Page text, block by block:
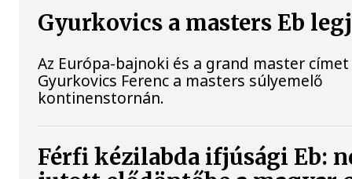
Gyurkovics a masters Eb
Az Európa-bajnoki és a grand master
Gyurkovics Ferenc a masters súlyemelő
kontinenstornán.
Férfi kézilabda ifjúsági Eb: